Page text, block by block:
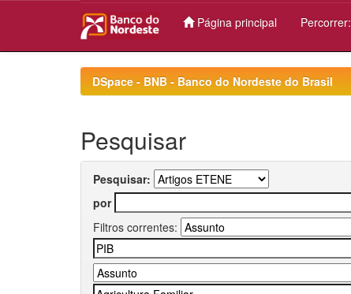
Página principal Percorrer:
DSpace - BNB - Banco do Nordeste do Brasil
Pesquisar
Pesquisar:
por
Filtros correntes: